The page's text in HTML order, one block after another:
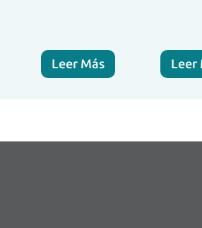
Leer Más Leer